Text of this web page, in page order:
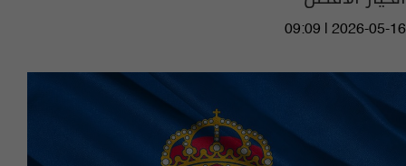
09:09 | 2026-05-16